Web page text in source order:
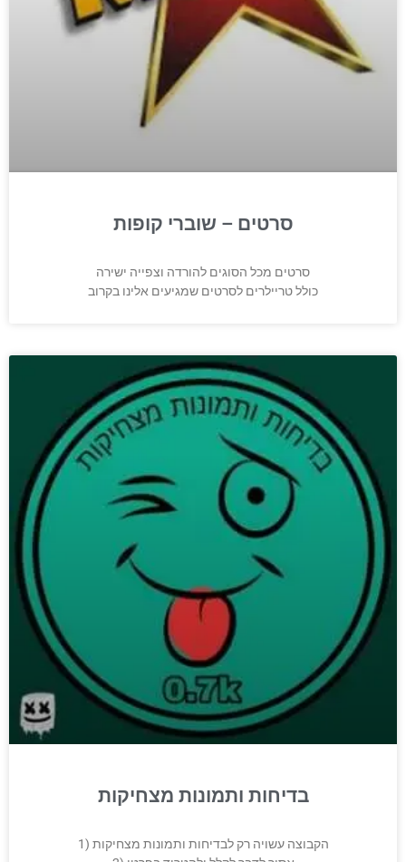
סרטים – שוברי קופות
סרטים מכל הסוגים להורדה וצפייה ישירה
כולל טריילרים לסרטים שמגיעים אלינו בקרוב
בדיחות ותמונות מצחיקות
1) הקבוצה עשויה רק לבדיחות ותמונות מצחיקות